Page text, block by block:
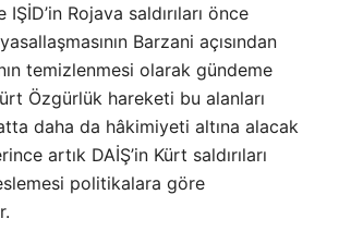
Rojava saldırıları önce
Barzani açısından
temizlenmesi olarak gündeme
Özgürlük hareketi bu alanları
daha da hâkimiyeti altına alacak
artık DAİŞ’in Kürt saldırıları
politikalara göre